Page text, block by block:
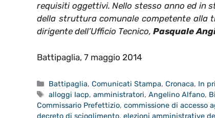
requisiti oggettivi. Nello stesso anno ed in
della struttura comunale competente alla
dirigente dell’Ufficio Tecnico, Pasquale
Battipaglia, 7 maggio 2014
Categorie
Battipaglia,Comunicati Stampa,Cronaca, In
Tag
alloggi Iacp,amministratori,Angelino Alfano,
Commissario Prefettizio, commissione di accesso
decreto di scioglimento, elezioni amministrative